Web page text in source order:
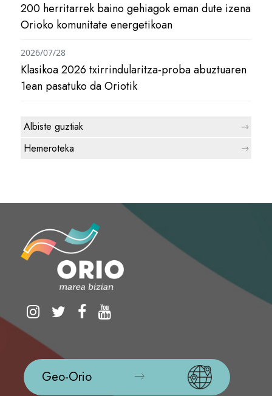
200 herritarrek baino gehiagok eman dute izena
Orioko komunitate energetikoan
Klasikoa 2026 txirrindularitza-proba abuztuaren
1ean pasatuko da Oriotik
2026/07/28
Albiste guztiak
Hemeroteka
Geo-Orio